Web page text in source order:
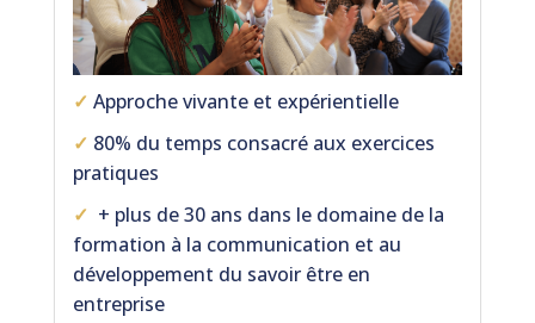
✓ Approche vivante et expérientielle
✓ 80% du temps consacré aux exercices
pratiques
✓ + plus de 30 ans dans le domaine de la
formation à la communication et au
développement du savoir être en
entreprise